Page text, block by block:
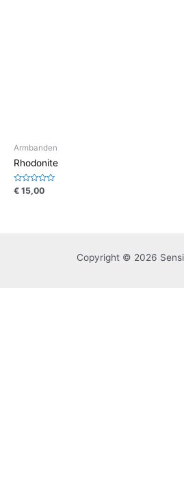
Armbanden
Rhodonite
Waardering
€ 15,00
Copyright © 2026